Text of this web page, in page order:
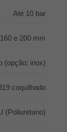
Até 10 bar
e 200 mm
(opção: inox)
coquilhado
(Poliuretano)